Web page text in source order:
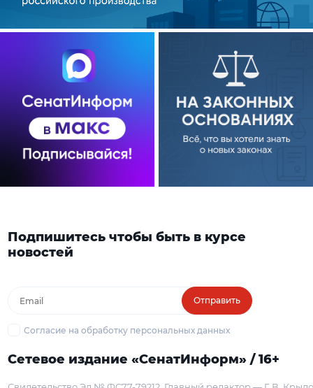
Подпишитесь чтобы быть в курсе
новостей
Отправить
Согласие на обработку персональных данных
Сетевое издание «СенатИнформ» / 16+